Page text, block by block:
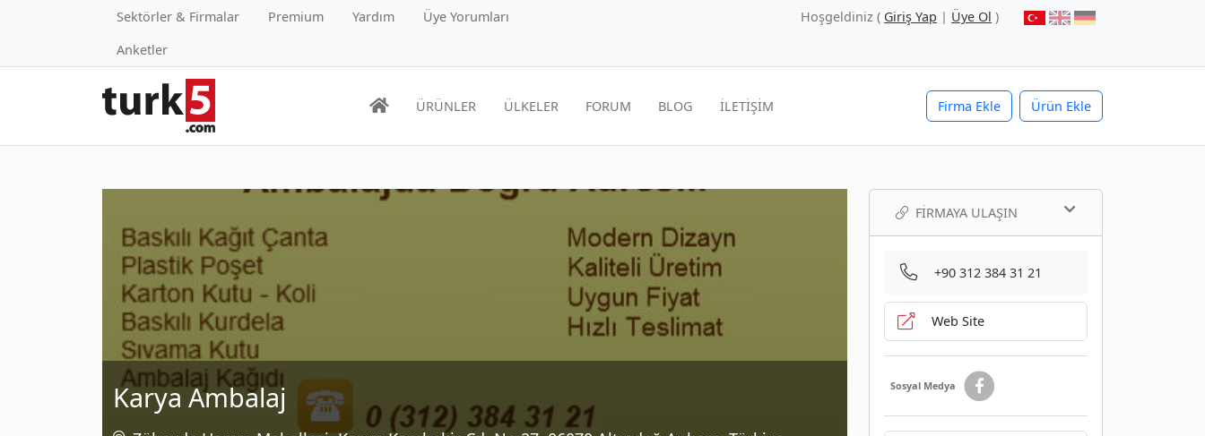
Sektörler & Firmalar Premium Yardım
Üye Yorumları
Anketler
Hoşgeldiniz ( Giriş Yap | Üye Ol )
Firma Ekle Ürün Ekle
ÜRÜNLER ÜLKELER FORUM BLOG İLETİŞİM
Karya Ambalaj
FIRMAYA ULAŞIN
+90 312 384 31 21
Web Site
Sosyal Medya